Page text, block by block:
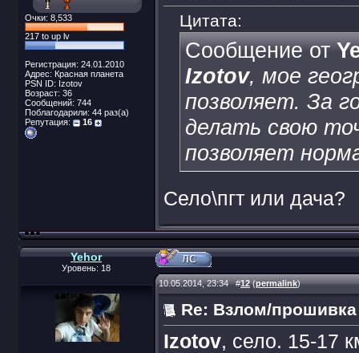
Очки: 8,533
217 to up lv
Регистрация: 24.01.2010
Адрес: Красная планета
PSN ID: Izotov
Возраст: 36
Сообщений: 744
Поблагодарили: 44 раз(а)
Репутация:
16
Цитата:
Сообщение от
Izotov, мое
позволяет. За
делать свою
позволяет
Село\пгт или дача?
Yehor
Уровень: 18
10.05.2014, 23:34#12(permalink)
Re: Взлом/прошивка
Izotov, село. 15-17